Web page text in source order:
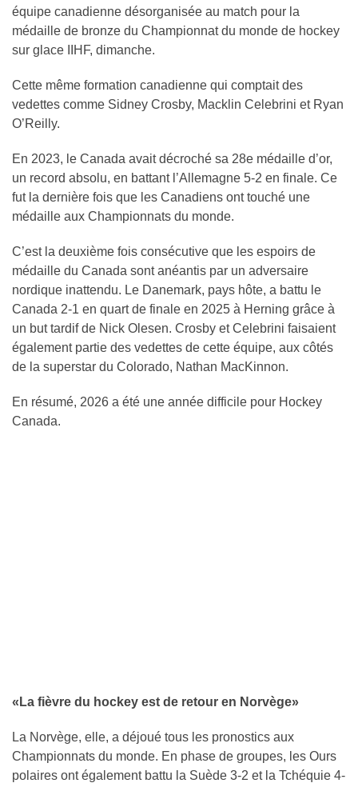
équipe canadienne désorganisée au match pour la
médaille de bronze du Championnat du monde de hockey
sur glace IIHF, dimanche.
Cette même formation canadienne qui comptait des
vedettes comme Sidney Crosby, Macklin Celebrini et Ryan
O’Reilly.
En 2023, le Canada avait décroché sa 28e médaille d’or,
un record absolu, en battant l’Allemagne 5-2 en finale. Ce
fut la dernière fois que les Canadiens ont touché une
médaille aux Championnats du monde.
C’est la deuxième fois consécutive que les espoirs de
médaille du Canada sont anéantis par un adversaire
nordique inattendu. Le Danemark, pays hôte, a battu le
Canada 2-1 en quart de finale en 2025 à Herning grâce à
un but tardif de Nick Olesen. Crosby et Celebrini faisaient
également partie des vedettes de cette équipe, aux côtés
de la superstar du Colorado, Nathan MacKinnon.
En résumé, 2026 a été une année difficile pour Hockey
Canada.
«La fièvre du hockey est de retour en Norvège»
La Norvège, elle, a déjoué tous les pronostics aux
Championnats du monde. En phase de groupes, les Ours
polaires ont également battu la Suède 3-2 et la Tchéquie 4-